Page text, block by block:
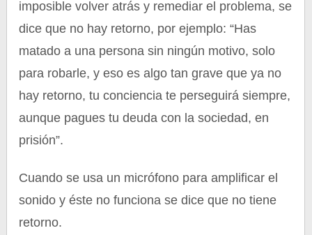
imposible volver atrás y remediar el problema, se
dice que no hay retorno, por ejemplo: “Has
matado a una persona sin ningún motivo, solo
para robarle, y eso es algo tan grave que ya no
hay retorno, tu conciencia te perseguirá siempre,
aunque pagues tu deuda con la sociedad, en
prisión”.
Cuando se usa un micrófono para amplificar el
sonido y éste no funciona se dice que no tiene
retorno.